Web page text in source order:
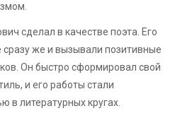
сделал в качестве поэта. Его
же и вызывали позитивные
Он быстро сформировал свой
и его работы стали
в литературных кругах.